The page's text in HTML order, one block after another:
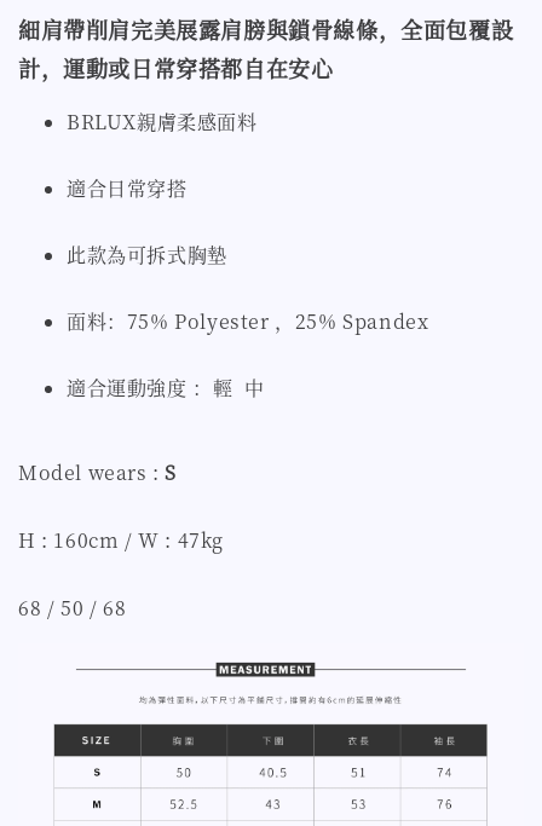
細肩帶削肩完美展露肩膀與鎖骨線條，全面包覆設
計，運動或日常穿搭都自在安心
BRLUX親膚柔感面料
適合日常穿搭
此款為可拆式胸墊
面料：75% Polyester ，25% Spandex
適合運動強度 ：輕 中
Model wears :S
H : 160cm / W : 47kg
68 / 50 / 68